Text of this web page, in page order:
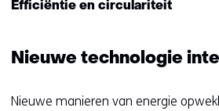
Efficiëntie en circulariteit
Nieuwe technologie
Nieuwe manieren van energie